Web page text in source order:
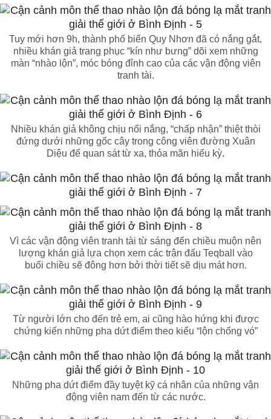
Tuy mới hơn 9h, thành phố biển Quy Nhơn đã có nắng gắt,
nhiều khán giả trang phục “kín như bưng” dõi xem những
màn “nhào lộn”, móc bóng đỉnh cao của các vận động viên
tranh tài.
Nhiều khán giả không chịu nổi nắng, “chấp nhận” thiệt thòi
đứng dưới những gốc cây trong công viên đường Xuân
Diệu để quan sát từ xa, thỏa mãn hiếu kỳ.
Vì các vận động viên tranh tài từ sáng đến chiều muộn nên
lượng khán giả lựa chọn xem các trận đấu Teqball vào
buổi chiều sẽ đông hơn bởi thời tiết sẽ dịu mát hơn.
Từ người lớn cho đến trẻ em, ai cũng hào hứng khi được
chứng kiến những pha dứt điểm theo kiểu “lộn chổng vó”
Những pha dứt điểm đầy tuyệt kỹ cá nhân của những vận
động viên nam đến từ các nước.